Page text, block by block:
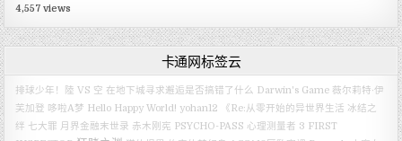
4,557 views
卡通网标签云
排球少年！陸 VS 空 在地下城寻求邂逅是否搞错了什么 Darwin's Game 薇尔莉特·伊
芙加登 哆啦A梦 Hello Happy World! yohan12
《Re:从零开始的异世界生活 冰结之
绊 七大罪 月界金融末世录 赤木刚宪 PSYCHO-PASS 心理测量者 3 FIRST